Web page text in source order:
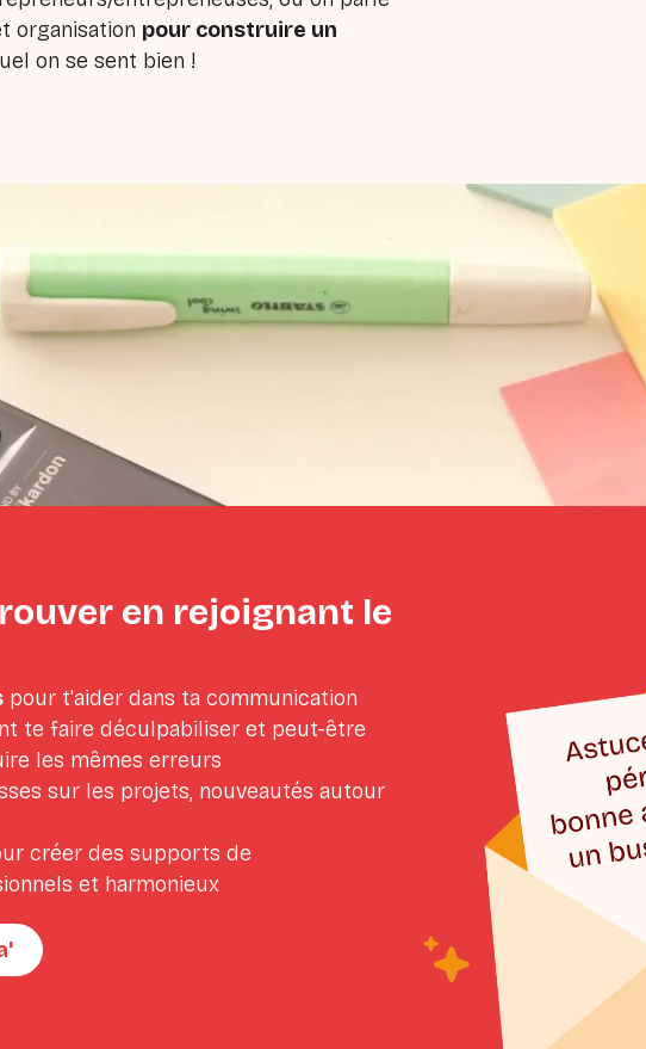
organisation pour construire un
on se sent bien !
en rejoignant le
pour t'aider dans ta communication
te faire déculpabiliser et peut-être
les mêmes erreurs
sur les projets, nouveautés autour
créer des supports de
et harmonieux